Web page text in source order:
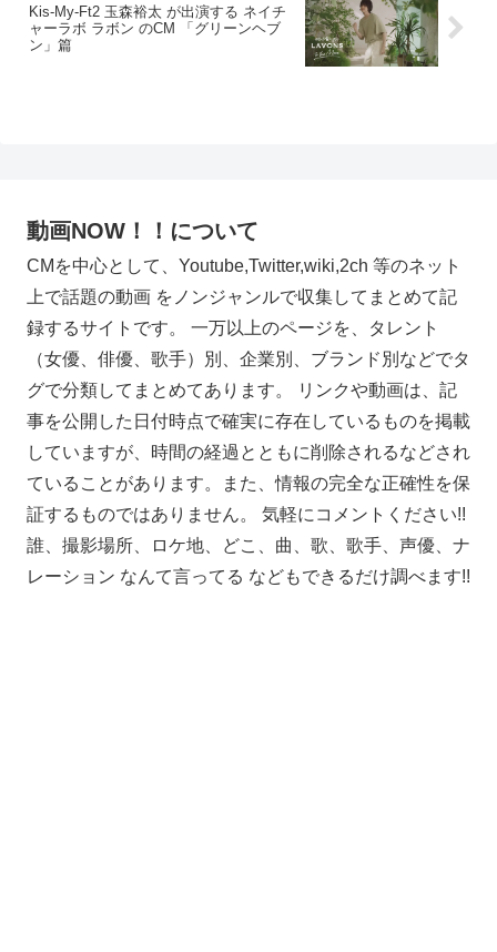
Kis-My-Ft2 玉森裕太 が出演する ネイチ
ャーラボ ラボン のCM 「グリーンヘブ
ン」篇
動画NOW！！について
CMを中心として、Youtube,Twitter,wiki,2ch 等のネット
上で話題の動画 をノンジャンルで収集してまとめて記
録するサイトです。 一万以上のページを、タレント
（女優、俳優、歌手）別、企業別、ブランド別などでタ
グで分類してまとめてあります。 リンクや動画は、記
事を公開した日付時点で確実に存在しているものを掲載
していますが、時間の経過とともに削除されるなどされ
ていることがあります。また、情報の完全な正確性を保
証するものではありません。 気軽にコメントください!!
誰、撮影場所、ロケ地、どこ、曲、歌、歌手、声優、ナ
レーション なんて言ってる などもできるだけ調べます!!